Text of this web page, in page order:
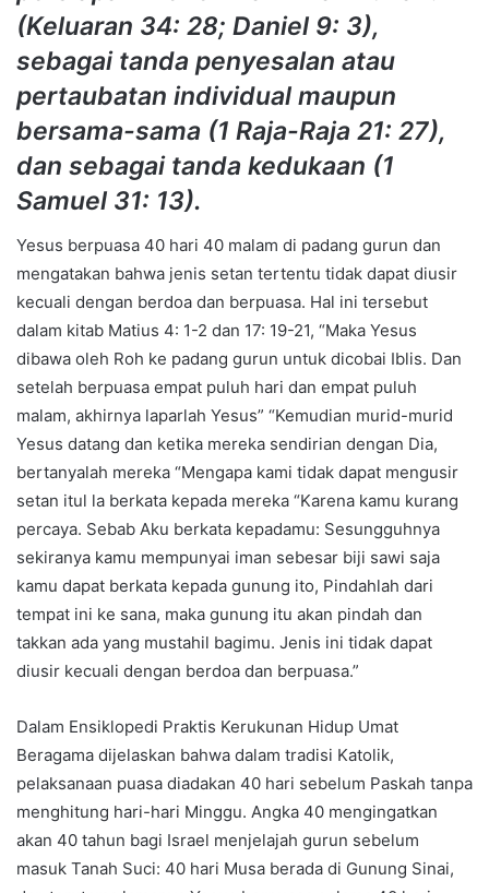
(Keluaran 34: 28; Daniel 9: 3),
sebagai tanda penyesalan atau
pertaubatan individual maupun
bersama-sama (1 Raja-Raja 21: 27),
dan sebagai tanda kedukaan (1
Samuel 31: 13).
Yesus berpuasa 40 hari 40 malam di padang gurun dan
mengatakan bahwa jenis setan tertentu tidak dapat diusir
kecuali dengan berdoa dan berpuasa. Hal ini tersebut
dalam kitab Matius 4: 1-2 dan 17: 19-21, “Maka Yesus
dibawa oleh Roh ke padang gurun untuk dicobai Iblis. Dan
setelah berpuasa empat puluh hari dan empat puluh
malam, akhirnya laparlah Yesus” “Kemudian murid-murid
Yesus datang dan ketika mereka sendirian dengan Dia,
bertanyalah mereka “Mengapa kami tidak dapat mengusir
setan itul la berkata kepada mereka “Karena kamu kurang
percaya. Sebab Aku berkata kepadamu: Sesungguhnya
sekiranya kamu mempunyai iman sebesar biji sawi saja
kamu dapat berkata kepada gunung ito, Pindahlah dari
tempat ini ke sana, maka gunung itu akan pindah dan
takkan ada yang mustahil bagimu. Jenis ini tidak dapat
diusir kecuali dengan berdoa dan berpuasa.”
Dalam Ensiklopedi Praktis Kerukunan Hidup Umat
Beragama dijelaskan bahwa dalam tradisi Katolik,
pelaksanaan puasa diadakan 40 hari sebelum Paskah tanpa
menghitung hari-hari Minggu. Angka 40 mengingatkan
akan 40 tahun bagi Israel menjelajah gurun sebelum
masuk Tanah Suci: 40 hari Musa berada di Gunung Sinai,